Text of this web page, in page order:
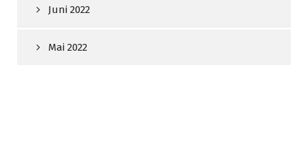
Juni 2022
Mai 2022